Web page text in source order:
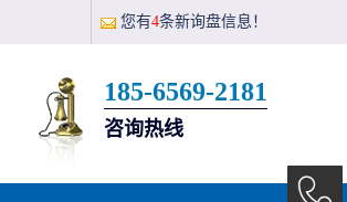
您有4条新询盘信息！
185-6569-2181
咨询热线